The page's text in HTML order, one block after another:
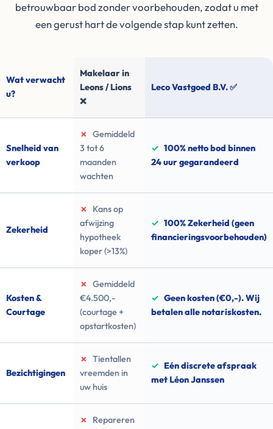
betrouwbaar bod zonder voorbehouden, zodat u met
een gerust hart de volgende stap kunt zetten.
Wat verwacht
u?
Makelaar in
Leons / Lions
❌
Leco Vastgoed B.V. ✅
Snelheid van
verkoop
✗
Gemiddeld
3 tot 6
maanden
wachten
✓ 100% netto bod binnen
24 uur gegarandeerd
Zekerheid
✗
Kans op
afwijzing
hypotheek
koper (>13%)
✓ 100% Zekerheid (geen
financieringsvoorbehouden)
Kosten &
Courtage
✗
Gemiddeld
€4.500,-
(courtage +
opstartkosten)
✓ Geen kosten (€0,-). Wij
betalen alle notariskosten.
Bezichtigingen
✗
Tientallen
vreemden in
uw huis
✓ Eén discrete afspraak
met Léon Janssen
✗
Repareren